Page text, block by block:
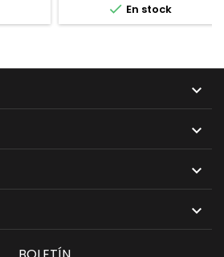
 En stock



